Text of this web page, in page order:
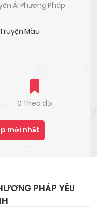
Ái Phương Pháp
Truyện Màu
0 Theo dõi
mới nhất
PHÁP YÊU